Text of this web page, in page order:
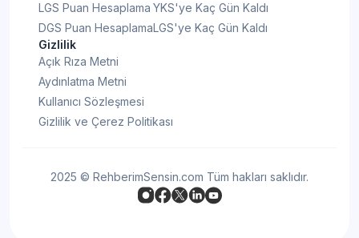
LGS Puan Hesaplama
DGS Puan Hesaplama
YKS'ye Kaç Gün Kaldı
LGS'ye Kaç Gün Kaldı
Gizlilik
Açık Rıza Metni
Aydınlatma Metni
Kullanıcı Sözleşmesi
Gizlilik ve Çerez Politikası
2025 © RehberimSensin.com Tüm hakları saklıdır.